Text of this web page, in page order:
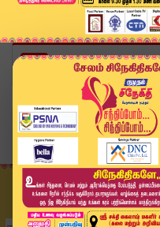
Home
தமிழ்நாடு
ரூ.284 கோடி